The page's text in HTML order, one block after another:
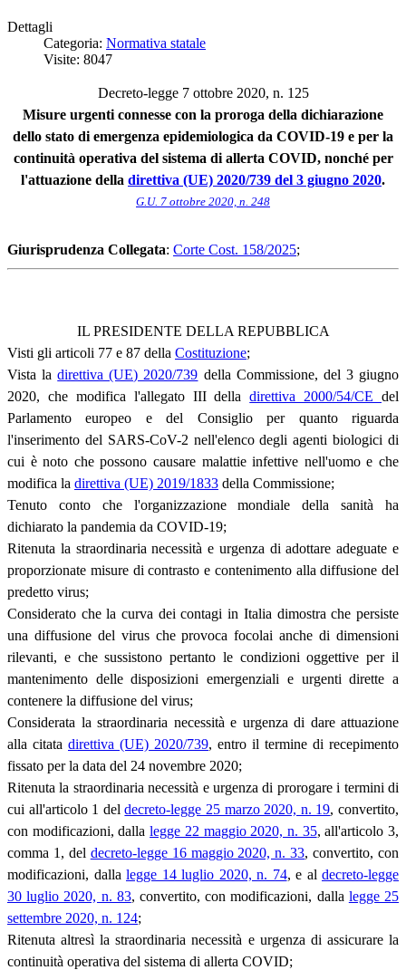
Dettagli
Categoria: Normativa statale
Visite: 8047
Decreto-legge 7 ottobre 2020, n. 125
Misure urgenti connesse con la proroga della dichiarazione
dello stato di emergenza epidemiologica da COVID-19 e per la
continuità operativa del sistema di allerta COVID, nonché per
l'attuazione della direttiva (UE) 2020/739 del 3 giugno 2020.
G.U. 7 ottobre 2020, n. 248
Giurisprudenza Collegata: Corte Cost. 158/2025;
IL PRESIDENTE DELLA REPUBBLICA
Visti gli articoli 77 e 87 della Costituzione;
Vista ladirettiva (UE) 2020/739 della Commissione, del 3 giugno
2020, che modifica l'allegato III delladirettiva 2000/54/CE del
Parlamento europeo e del Consiglio per quanto riguarda
l'inserimento del SARS-CoV-2 nell'elenco degli agenti biologici di
cui è noto che possono causare malattie infettive nell'uomo e che
modifica la direttiva (UE) 2019/1833 della Commissione;
Tenuto conto che l'organizzazione mondiale della sanità ha
dichiarato la pandemia da COVID-19;
Ritenuta la straordinaria necessità e urgenza di adottare adeguate e
proporzionate misure di contrasto e contenimento alla diffusione del
predetto virus;
Considerato che la curva dei contagi in Italia dimostra che persiste
una diffusione del virus che provoca focolai anche di dimensioni
rilevanti, e che sussistono pertanto le condizioni oggettive per il
mantenimento delle disposizioni emergenziali e urgenti dirette a
contenere la diffusione del virus;
Considerata la straordinaria necessità e urgenza di dare attuazione
alla citata direttiva (UE) 2020/739, entro il termine di recepimento
fissato per la data del 24 novembre 2020;
Ritenuta la straordinaria necessità e urgenza di prorogare i termini di
cui all'articolo 1 deldecreto-legge 25 marzo 2020, n. 19, convertito,
con modificazioni, dallalegge 22 maggio 2020, n. 35, all'articolo 3,
comma 1, del decreto-legge 16 maggio 2020, n. 33, convertito, con
modificazioni, dalla legge 14 luglio 2020, n. 74, e al decreto-legge
30 luglio 2020, n. 83, convertito, con modificazioni, dalla legge 25
settembre 2020, n. 124;
Ritenuta altresì la straordinaria necessità e urgenza di assicurare la
continuità operativa del sistema di allerta COVID;